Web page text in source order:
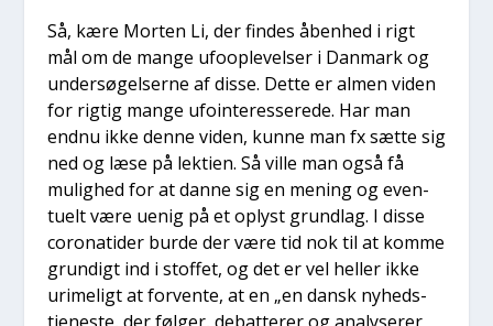
Så, kære Mor­ten Li, der fin­des åben­hed i rigt
mål om de man­ge ufoop­le­vel­ser i Dan­mark og
under­sø­gel­ser­ne af dis­se. Det­te er almen viden
for rig­tig man­ge ufo­in­ter­es­se­re­de. Har man
end­nu ikke den­ne viden, kun­ne man fx sæt­te sig
ned og læse på lek­tien. Så vil­le man også få
mulig­hed for at dan­ne sig en mening og even­
tu­elt være uenig på et oplyst grund­lag. I dis­se
cor­o­na­ti­der bur­de der være tid nok til at kom­me
grun­digt ind i stof­fet, og det er vel hel­ler ikke
uri­me­ligt at for­ven­te, at en „en dansk nyhed­s­